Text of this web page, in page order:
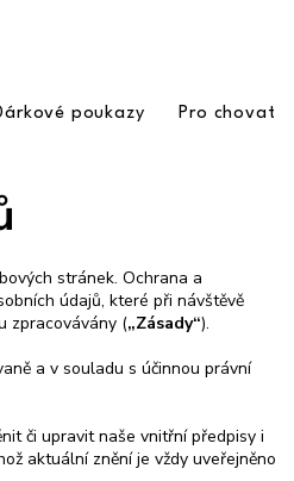
poukazy Pro chovatele
stránek. Ochrana a
údajů, které při návštěvě
zpracovávány („Zásady“).
a v souladu s účinnou právní
či upravit naše vnitřní předpisy i
aktuální znění je vždy uveřejněno